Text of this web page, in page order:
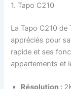
1. Tapo C210
La Tapo C210 de
appréciés pour
rapide et ses
appartements et
Résolution :